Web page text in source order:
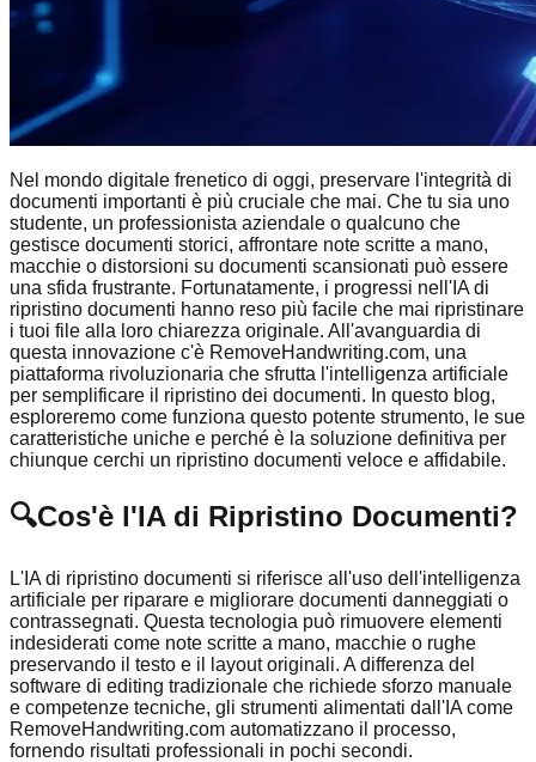
Nel mondo digitale frenetico di oggi, preservare l'integrità di
documenti importanti è più cruciale che mai. Che tu sia uno
studente, un professionista aziendale o qualcuno che
gestisce documenti storici, affrontare note scritte a mano,
macchie o distorsioni su documenti scansionati può essere
una sfida frustrante. Fortunatamente, i progressi nell'IA di
ripristino documenti hanno reso più facile che mai ripristinare
i tuoi file alla loro chiarezza originale. All'avanguardia di
questa innovazione c'è RemoveHandwriting.com, una
piattaforma rivoluzionaria che sfrutta l'intelligenza artificiale
per semplificare il ripristino dei documenti. In questo blog,
esploreremo come funziona questo potente strumento, le sue
caratteristiche uniche e perché è la soluzione definitiva per
chiunque cerchi un ripristino documenti veloce e affidabile.
🔍Cos'è l'IA di Ripristino Documenti?
L'IA di ripristino documenti si riferisce all'uso dell'intelligenza
artificiale per riparare e migliorare documenti danneggiati o
contrassegnati. Questa tecnologia può rimuovere elementi
indesiderati come note scritte a mano, macchie o rughe
preservando il testo e il layout originali. A differenza del
software di editing tradizionale che richiede sforzo manuale
e competenze tecniche, gli strumenti alimentati dall'IA come
RemoveHandwriting.com automatizzano il processo,
fornendo risultati professionali in pochi secondi.